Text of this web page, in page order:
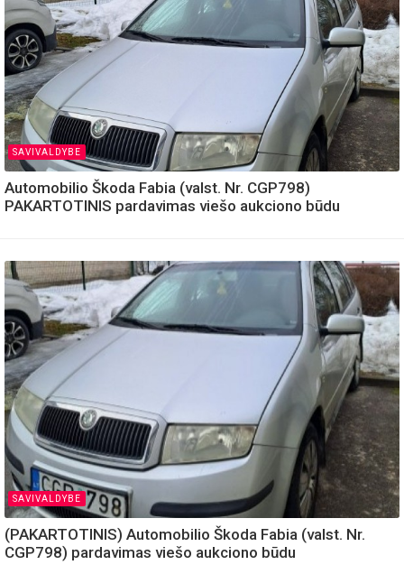
SAVIVALDYBE
Automobilio Škoda Fabia (valst. Nr. CGP798)
PAKARTOTINIS pardavimas viešo aukciono būdu
SAVIVALDYBE
(PAKARTOTINIS) Automobilio Škoda Fabia (valst. Nr.
CGP798) pardavimas viešo aukciono būdu